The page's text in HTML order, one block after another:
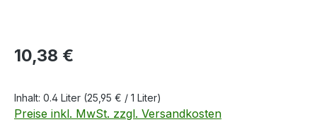
Regulärer Preis:
10,38 €
Inhalt: 0.4 Liter (25,95 € / 1 Liter)
Preise inkl. MwSt. zzgl. Versandkosten